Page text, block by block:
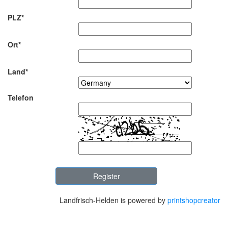
PLZ*
Ort*
Land*
Telefon
Landfrisch-Helden is powered by printshopcreator